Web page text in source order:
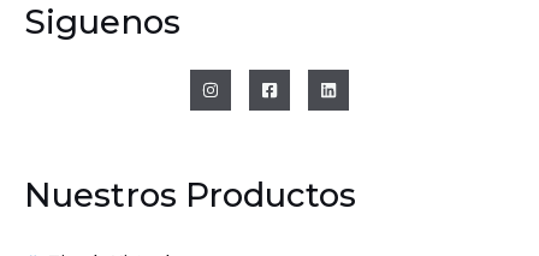
Siguenos
Nuestros Productos